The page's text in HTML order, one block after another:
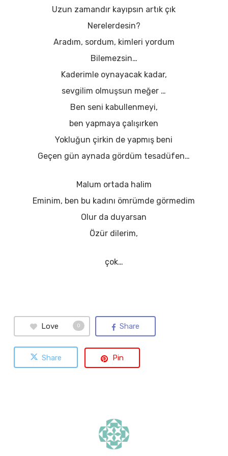
Uzun zamandır kayıpsın artık çık
Nerelerdesin?
Aradım, sordum, kimleri yordum
Bilemezsin…
Kaderimle oynayacak kadar,
sevgilim olmuşsun meğer …
Ben seni kabullenmeyi,
ben yapmaya çalışırken
Yokluğun çirkin de yapmış beni
Geçen gün aynada gördüm tesadüfen…
Malum ortada halim
Eminim, ben bu kadını ömrümde görmedim
Olur da duyarsan
Özür dilerim,
çok…
Love 0 Share
Share Pin